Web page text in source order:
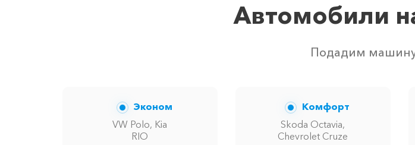
Автомобили
Подадим
Эконом
VW Polo, Kia
RIO
Комфорт
Skoda Octavia,
Chevrolet Cruze